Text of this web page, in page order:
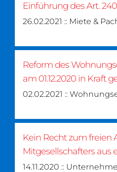
Einführung des Art.
26.02.2021 :: Miete &
Reform des
am 01.12.2020 in Kraft
02.02.2021 ::
Kein Recht zum freien
Mitgesellschafters aus
14.11.2020 ::